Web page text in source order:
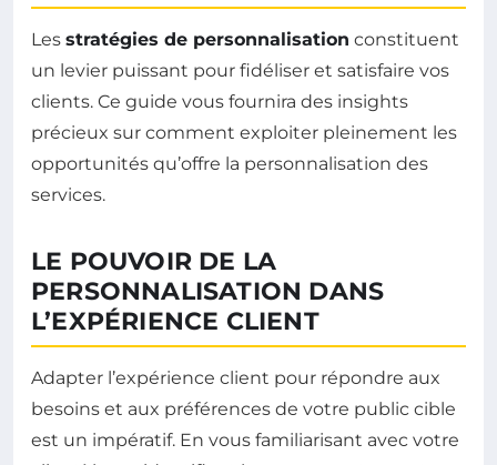
Les stratégies de personnalisation constituent
un levier puissant pour fidéliser et satisfaire vos
clients. Ce guide vous fournira des insights
précieux sur comment exploiter pleinement les
opportunités qu’offre la personnalisation des
services.
LE POUVOIR DE LA
PERSONNALISATION DANS
L’EXPÉRIENCE CLIENT
Adapter l’expérience client pour répondre aux
besoins et aux préférences de votre public cible
est un impératif. En vous familiarisant avec votre